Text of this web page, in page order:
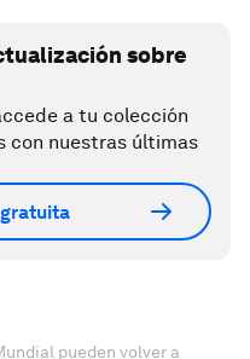
sobre
a tu colección
con nuestras últimas
pueden volver a